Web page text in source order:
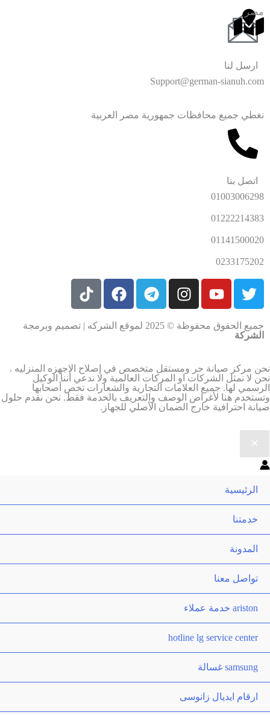
ارسل لنا
Support@german-sianuh.com
مصر
نغطي جميع محافظات جمهورية مصر العربية
اتصل بنا
01003006298
01222214383
01141500020
0233175202
جميع الحقوق محفوظة © 2025 لموقع الشركه | تصميم وبرمجة
الشركة
مركز صيانة حر ومستقل متخصص في إصلاح الاجهزه المنزليه .
لا نمثل الشركات او المركات العالمية ولا ندعي أننا الوكيل
لها. جميع العلامات التجارية والشعارات تخص أصحابها
هنا لأغراض الوصف والتعريف بالخدمة فقط. نحن نقدم حلول
احترافية خارج الضمان الأصلي للجهاز.
الرئيسية
خدمتنا
المدونة
تواصل معنا
ariston خدمة عملاء
hotline lg service center
samsung غسالة
ارقام ايديال زانوسى